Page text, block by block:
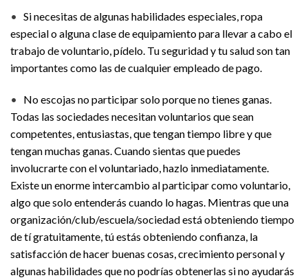
• Si necesitas de algunas habilidades especiales, ropa
especial o alguna clase de equipamiento para llevar a cabo el
trabajo de voluntario, pídelo. Tu seguridad y tu salud son tan
importantes como las de cualquier empleado de pago.
• No escojas no participar solo porque no tienes ganas.
Todas las sociedades necesitan voluntarios que sean
competentes, entusiastas, que tengan tiempo libre y que
tengan muchas ganas. Cuando sientas que puedes
involucrarte con el voluntariado, hazlo inmediatamente.
Existe un enorme intercambio al participar como voluntario,
algo que solo entenderás cuando lo hagas. Mientras que una
organización/club/escuela/sociedad está obteniendo tiempo
de tí gratuitamente, tú estás obteniendo confianza, la
satisfacción de hacer buenas cosas, crecimiento personal y
algunas habilidades que no podrías obtenerlas si no ayudarás